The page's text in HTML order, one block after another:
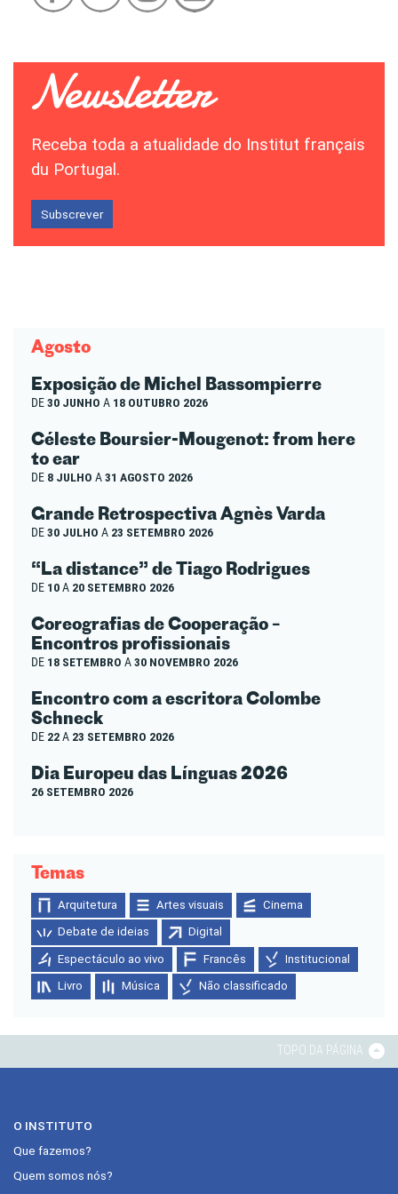
Receba toda a atualidade do Institut français
du Portugal.
Subscrever
Agosto
Exposição de Michel Bassompierre
DE30 JUNHO A 18 OUTUBRO 2026
Céleste Boursier-Mougenot: from here
to ear
DE 8 JULHO A31 AGOSTO 2026
Grande Retrospectiva Agnès Varda
DE30 JULHO A 23 SETEMBRO 2026
“La distance” de Tiago Rodrigues
DE 10A 20 SETEMBRO 2026
Coreografias de Cooperação –
Encontros profissionais
DE 18 SETEMBRO A30 NOVEMBRO 2026
Encontro com a escritora Colombe
Schneck
DE 22A 23 SETEMBRO 2026
Dia Europeu das Línguas 2026
26 SETEMBRO 2026
Temas
Arquitetura Artes visuais Cinema
Debate de ideias Digital
Espectáculo ao vivo Francês Institucional
Livro Música Não classificado
TOPO DA PÁGINA
O INSTITUTO
Que fazemos?
Quem somos nós?